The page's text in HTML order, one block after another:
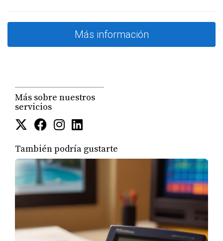
Más información
Más sobre nuestros
servicios
También podría gustarte